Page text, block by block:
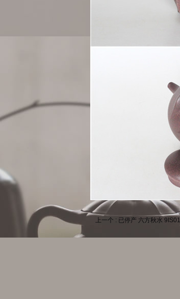
上一个 : 已停产 六方秋水